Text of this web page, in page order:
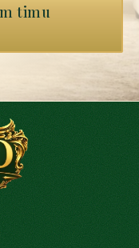
timu